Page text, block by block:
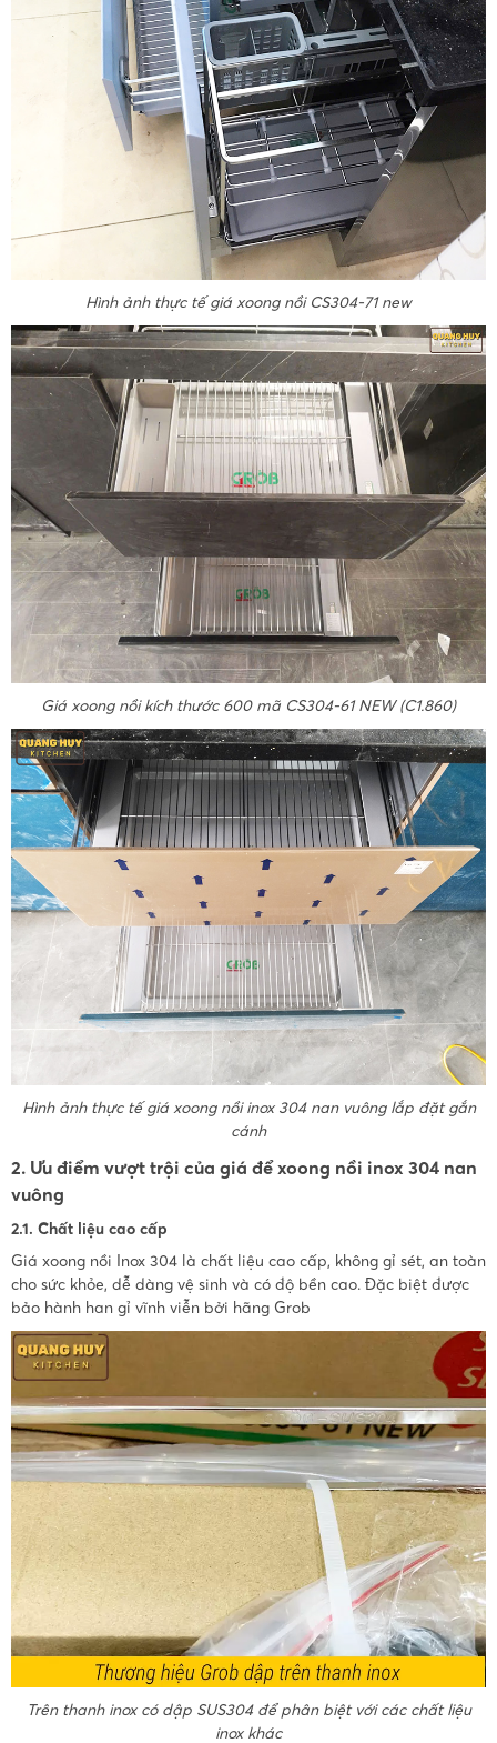
Hình ảnh thực tế giá xoong nồi CS304-71 new
Giá xoong nồi kích thước 600 mã CS304-61 NEW (C1.860)
Hình ảnh thực tế giá xoong nồi inox 304 nan vuông lắp đặt gắn
cánh
2. Ưu điểm vượt trội của giá để xoong nồi inox 304 nan
vuông
2.1. Chất liệu cao cấp
Giá xoong nồi Inox 304 là chất liệu cao cấp, không gỉ sét, an toàn
cho sức khỏe, dễ dàng vệ sinh và có độ bền cao. Đặc biệt được
bảo hành han gỉ vĩnh viễn bởi hãng Grob
Trên thanh inox có dập SUS304 để phân biệt với các chất liệu
inox khác